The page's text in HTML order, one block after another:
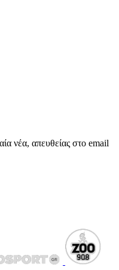
νέα, απευθείας στο email